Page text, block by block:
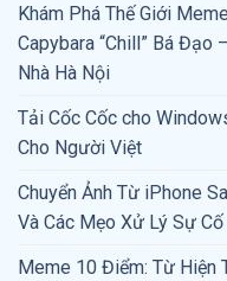
Khám Phá Thế Giới
Capybara “Chill” Bá Đạo
Nhà Hà Nội
Tải Cốc Cốc cho
Cho Người Việt
Chuyển Ảnh Từ iPhone
Và Các Mẹo Xử Lý Sự Cố
Meme 10 Điểm: Từ Hiện